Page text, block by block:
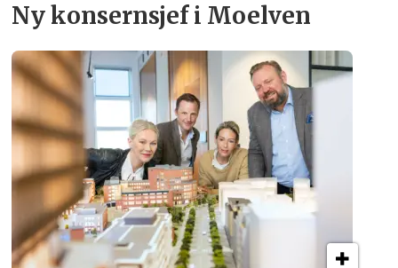
Ny konsern­sjef i Moelven